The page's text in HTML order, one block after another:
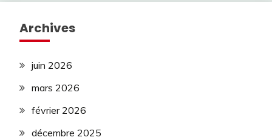
Archives
juin 2026
mars 2026
février 2026
décembre 2025